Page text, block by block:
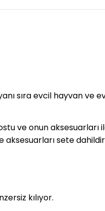
sıra evcil hayvan ve
ve onun
aksesuarları sete
kılıyor.